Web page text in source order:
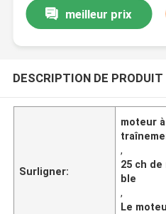
meilleur prix
DESCRIPTION DE PRODUIT
Surligner:
moteur
,
25 ch
ble
,
Le